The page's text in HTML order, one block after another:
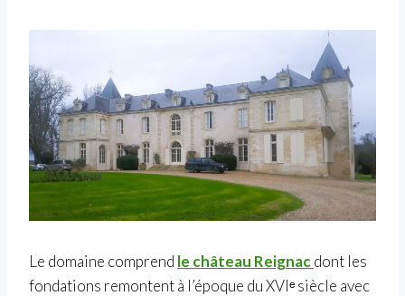
Le domaine comprend le château Reignacdont les
fondations remontent à l’époque du XVIᵉ siècle avec